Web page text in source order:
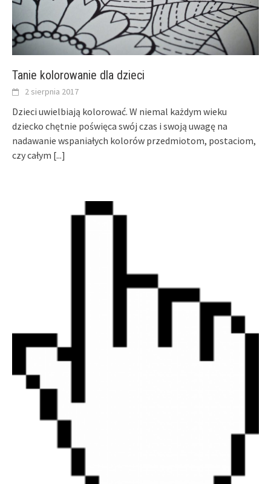
Tanie kolorowanie dla dzieci
2 sierpnia 2017
Dzieci uwielbiają kolorować. W niemal każdym wieku
dziecko chętnie poświęca swój czas i swoją uwagę na
nadawanie wspaniałych kolorów przedmiotom, postaciom,
czy całym [...]